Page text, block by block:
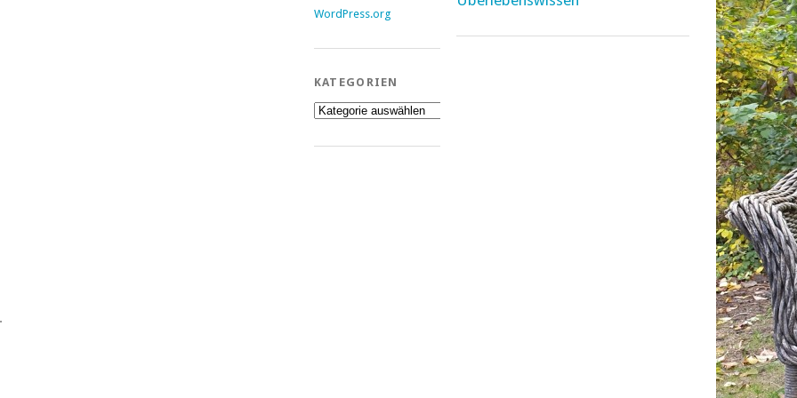
WordPress.org
KATEGORIEN
Kategorien